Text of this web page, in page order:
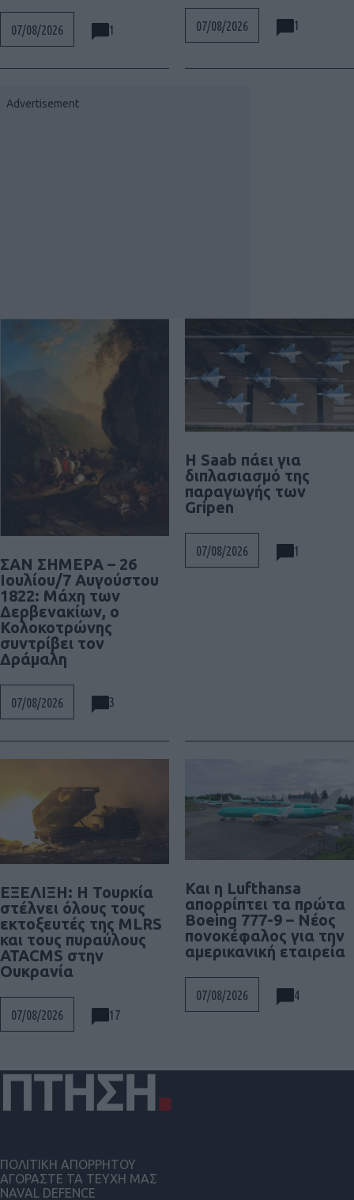
07/08/2026 1 07/08/2026 1
ΣΑΝ ΣΗΜΕΡΑ – 26
Ιουλίου/7 Αυγούστου
1822: Μάχη των
Δερβενακίων, ο
Κολοκοτρώνης
συντρίβει τον
Δράμαλη
07/08/2026 3
H Saab πάει για
διπλασιασμό της
παραγωγής των
Gripen
07/08/2026 1
ΕΞΕΛΙΞΗ: H Τουρκία
στέλνει όλους τους
εκτοξευτές της MLRS
και τους πυραύλους
ATACMS στην
Ουκρανία
07/08/2026 17
Και η Lufthansa
απορρίπτει τα πρώτα
Boeing 777-9 – Νέος
πονοκέφαλος για την
αμερικανική εταιρεία
07/08/2026 4
ΠΟΛΙΤΙΚΗ ΑΠΟΡΡΗΤΟΥ
ΑΓΟΡΑΣΤΕ ΤΑ ΤΕΥΧΗ ΜΑΣ
NAVAL DEFENCE